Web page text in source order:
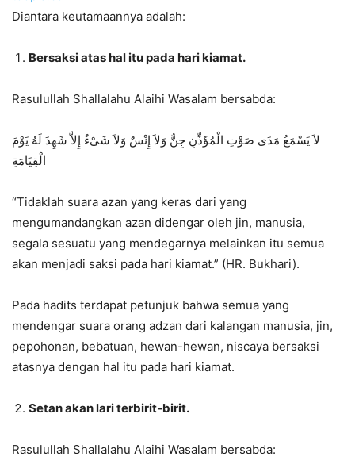
Diantara keutamaannya adalah:
Bersaksi atas hal itu pada hari kiamat.
Rasulullah Shallalahu Alaihi Wasalam bersabda:
لاَ يَسْمَعُ مَدَى صَوْتِ الْمُؤَذِّنِ جِنٌّ وَلاَ إِنْسٌ وَلاَ شَىْءٌ إِلاَّ شَهِدَ لَهُ يَوْمَ
الْقِيَامَةِ
“Tidaklah suara azan yang keras dari yang
mengumandangkan azan didengar oleh jin, manusia,
segala sesuatu yang mendegarnya melainkan itu semua
akan menjadi saksi pada hari kiamat.” (HR. Bukhari).
Pada hadits terdapat petunjuk bahwa semua yang
mendengar suara orang adzan dari kalangan manusia, jin,
pepohonan, bebatuan, hewan-hewan, niscaya bersaksi
atasnya dengan hal itu pada hari kiamat.
Setan akan lari terbirit-birit.
Rasulullah Shallalahu Alaihi Wasalam bersabda: